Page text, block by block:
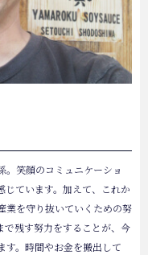
。笑顔のコミュニケーショ
じています。加えて、これか
業を守り抜いていくための努
残す努力をすることが、今
す。時間やお金を搬出して